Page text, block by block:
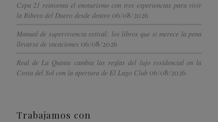
Cepa 21 reinventa el enoturismo con tres experiencias para vivir
la Ribera del Duero desde dentro 06/08/2026
Manual de supervivencia estival: los libros que sí merece la pena
llevarse de vacaciones 06/08/2026
Real de La Quinta cambia las reglas del lujo residencial en la
Costa del Sol con la apertura de El Lago Club 06/08/2026
Trabajamos con